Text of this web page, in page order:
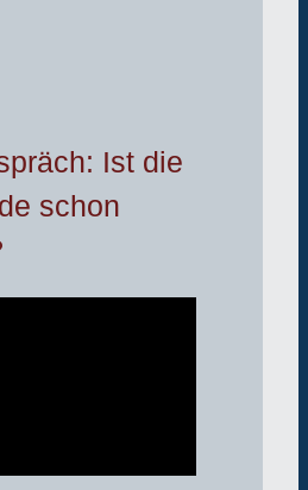
Ist die
schon